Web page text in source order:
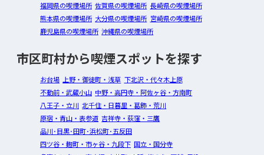
福岡県の喫煙場所 佐賀県の喫煙場所 長崎県の喫煙場所
熊本県の喫煙場所 大分県の喫煙場所 宮崎県の喫煙場所
鹿児島県の喫煙場所 沖縄県の喫煙場所
市区町村から喫煙スポットを探す
お台場 上野・御徒町・浅草 下北沢・代々木上原
不動前・武蔵小山 中野・高円寺・阿佐ヶ谷・方南町
八王子・立川 北千住・日暮里・葛飾・荒川
原宿・青山・表参道 吉祥寺・荻窪・三鷹
品川･目黒･田町･浜松町･五反田
四ツ谷・麹町・市ヶ谷・九段下 国立・国分寺